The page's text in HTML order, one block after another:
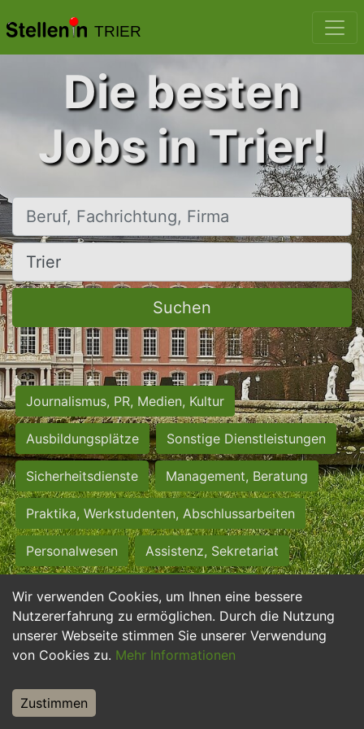
TRIER
Wir verwenden Cookies, um Ihnen eine bessere
Nutzererfahrung zu ermöglichen. Durch die Nutzung
unserer Webseite stimmen Sie unserer Verwendung
von Cookies zu. Mehr Informationen
Zustimmen
Die besten
Jobs in Trier!
Beruf, Fachrichtung, Firma
Ort, Stadt
Suchen
Journalismus, PR, Medien, Kultur
Ausbildungsplätze Sonstige Dienstleistungen
Sicherheitsdienste Management, Beratung
Praktika, Werkstudenten, Abschlussarbeiten
Personalwesen Assistenz, Sekretariat
Hilfskräfte, Aushilfs- und Nebenjobs
Einkauf, Logistik, Materialwirtschaft
Weiterbildung, Studium, duale Ausbildung
Tourismus